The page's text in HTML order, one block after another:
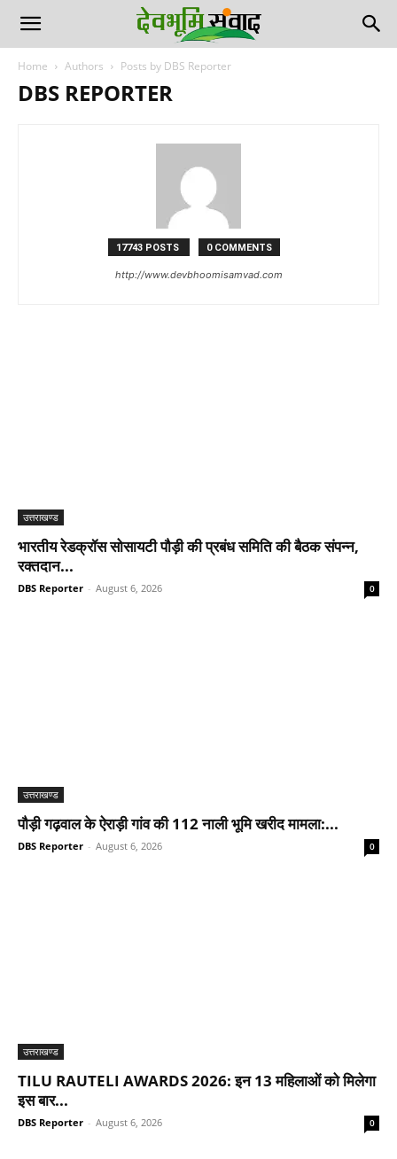
Home Authors Posts by DBS Reporter
DBS REPORTER
17743 POSTS 0 COMMENTS
http://www.devbhoomisamvad.com
उत्तराखण्ड
भारतीय रेडक्रॉस सोसायटी पौड़ी की प्रबंध समिति की बैठक संपन्न,
रक्तदान...
DBS Reporter - August 6, 2026 0
उत्तराखण्ड
पौड़ी गढ़वाल के ऐराड़ी गांव की 112 नाली भूमि खरीद मामला:...
DBS Reporter - August 6, 2026 0
उत्तराखण्ड
TILU RAUTELI AWARDS 2026: इन 13 महिलाओं को मिलेगा
इस बार...
DBS Reporter - August 6, 2026 0